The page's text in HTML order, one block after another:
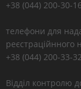
+38 (044) 200-30-16
телефони для
реєстраційнного
+38 (044) 200-33-32
Відділ контролю